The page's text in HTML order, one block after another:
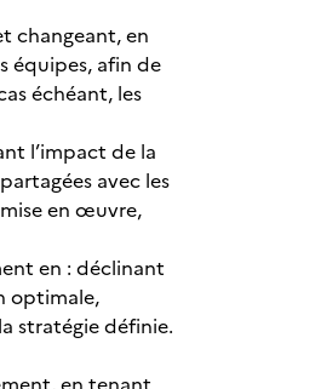
changeant, en
équipes, afin de
échéant, les
l’impact de la
avec les
en œuvre,
en : déclinant
optimale,
stratégie définie.